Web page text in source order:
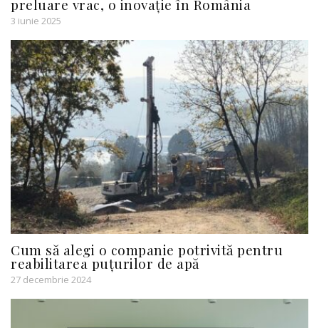
preluare vrac, o inovație în România
3 iunie 2025
Cum să alegi o companie potrivită pentru
reabilitarea puțurilor de apă
27 decembrie 2024